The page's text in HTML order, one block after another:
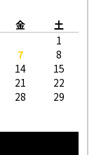
金
土
1
7
8
14
15
21
22
28
29